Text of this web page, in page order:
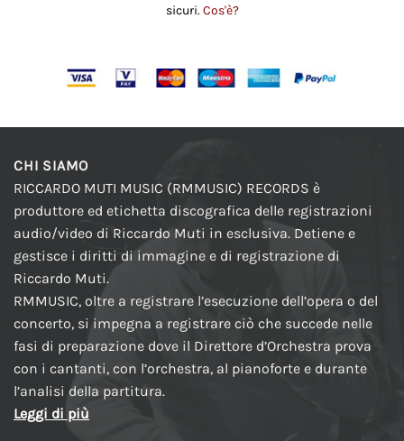
sicuri. Cos'è?
CHI SIAMO
RICCARDO MUTI MUSIC (RMMUSIC) RECORDS è
produttore ed etichetta discografica delle registrazioni
audio/video di Riccardo Muti in esclusiva. Detiene e
gestisce i diritti di immagine e di registrazione di
Riccardo Muti.
RMMUSIC, oltre a registrare l’esecuzione dell’opera o del
concerto, si impegna a registrare ciò che succede nelle
fasi di preparazione dove il Direttore d’Orchestra prova
con i cantanti, con l’orchestra, al pianoforte e durante
l’analisi della partitura.
Leggi di più